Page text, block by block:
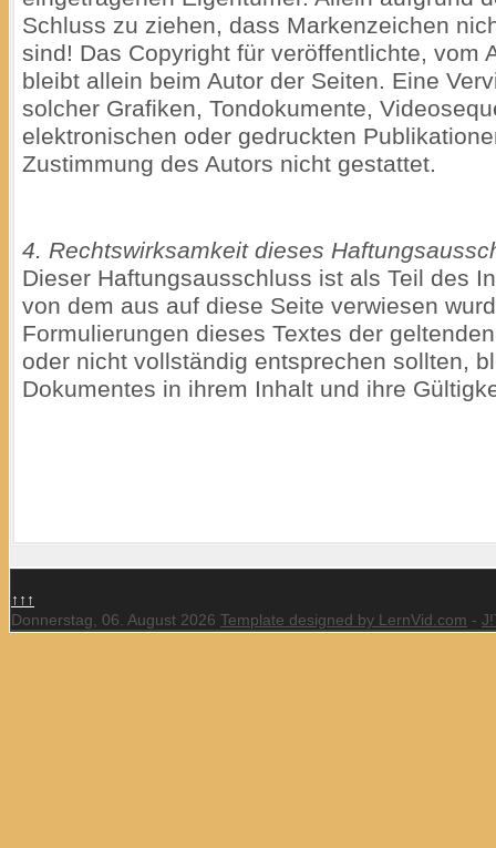
Schluss zu ziehen, dass Markenzeichen
sind! Das Copyright für veröffentlichte, vom
bleibt allein beim Autor der Seiten. Eine
solcher Grafiken, Tondokumente,
elektronischen oder gedruckten
Zustimmung des Autors nicht gestattet.
4. Rechtswirksamkeit dieses
Dieser Haftungsausschluss ist als Teil des
von dem aus auf diese Seite verwiesen
Formulierungen dieses Textes der
oder nicht vollständig entsprechen sollten,
Dokumentes in ihrem Inhalt und ihre
↑↑↑
Donnerstag, 06. August 2026 Template designed by LernVid.com -